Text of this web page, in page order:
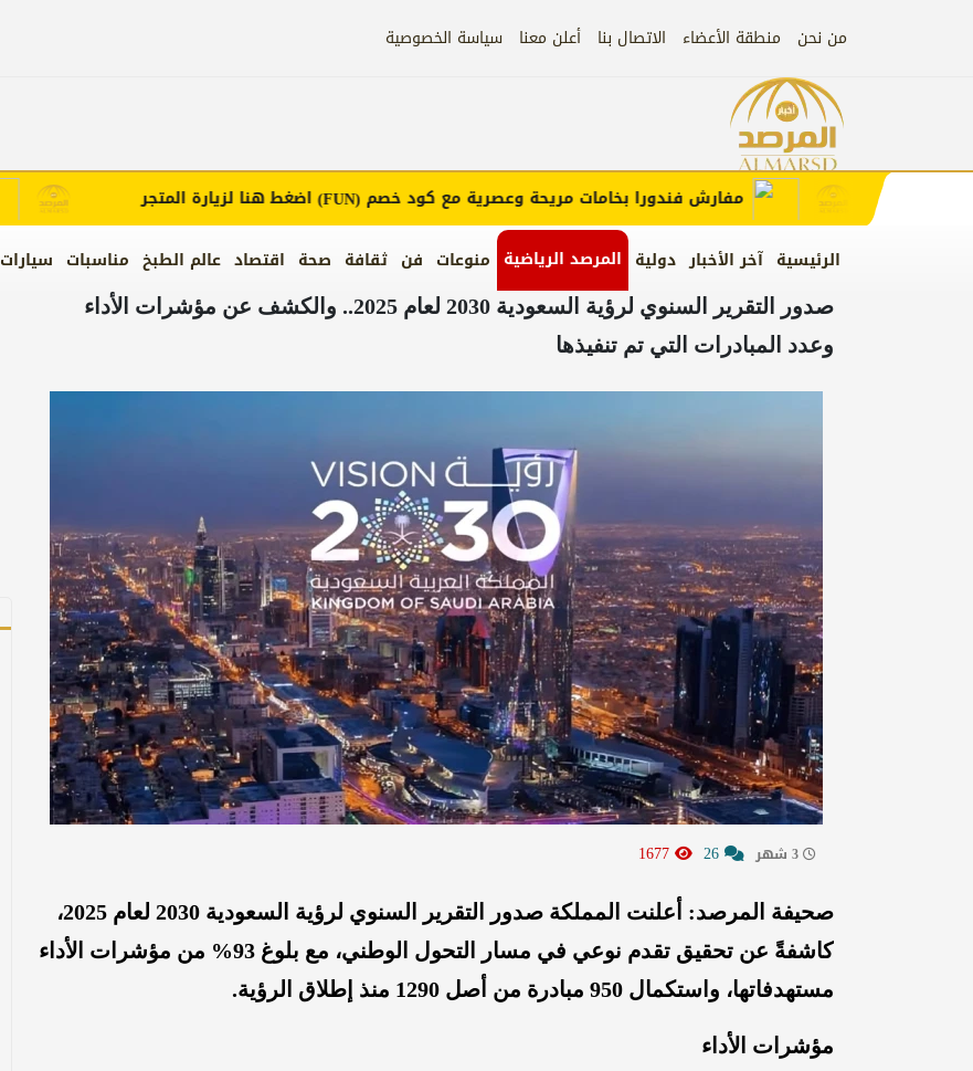
من نحن منطقة الأعضاء الاتصال بنا أعلن معنا سياسة الخصوصية
الرئيسية آخر الأخبار دولية المرصد الرياضية منوعات فن ثقافة صحة اقتصاد عالم الطبخ مناسبات سيارات
مفارش فندورا بخامات مريحة وعصرية مع كود خصم(FUN)اضغط هنا لزيارة المتجر
صدور التقرير السنوي لرؤية السعودية 2030 لعام 2025.. والكشف عن مؤشرات الأداء
وعدد المبادرات التي تم تنفيذها
صحيفة المرصد: أعلنت المملكة صدور التقرير السنوي لرؤية السعودية 2030 لعام 2025،
كاشفةً عن تحقيق تقدم نوعي في مسار التحول الوطني، مع بلوغ 93% من مؤشرات الأداء
مستهدفاتها، واستكمال 950 مبادرة من أصل 1290 منذ إطلاق الرؤية.
مؤشرات الأداء